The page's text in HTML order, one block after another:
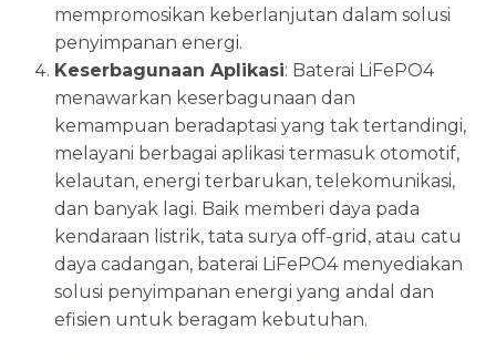
mempromosikan keberlanjutan dalam solusi
penyimpanan energi.
Keserbagunaan Aplikasi: Baterai LiFePO4
menawarkan keserbagunaan dan
kemampuan beradaptasi yang tak tertandingi,
melayani berbagai aplikasi termasuk otomotif,
kelautan, energi terbarukan, telekomunikasi,
dan banyak lagi. Baik memberi daya pada
kendaraan listrik, tata surya off-grid, atau catu
daya cadangan, baterai LiFePO4 menyediakan
solusi penyimpanan energi yang andal dan
efisien untuk beragam kebutuhan.